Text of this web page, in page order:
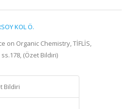
KOL Ö.
on Organic Chemistry, TİFLİS,
(Özet Bildiri)
Bildiri